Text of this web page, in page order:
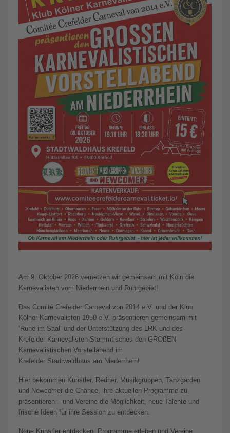
Am 9. Oktober 2026 vernetzen wir gemeinsam mit Köln die
Karnevalisten vom Niederrhein und Ruhrgebiet!
Das Comité Crefelder Carneval von 2014 e.V. und der Klub
Kölner Karnevalisten 1950 e.V. präsentieren gemeinsam mit
‘Ruhe im Saal’ und der Unterstützung des LRK und des
Krefelder Karnevalisten-Stammtisches den GROßEN
Karnevalistischen Vorstellabend im
Krefelder Stadtwaldhaus am Niederrhein!
Hier bekommen Künstler, Redner, Musikgruppen, Tanzgarden
und Newcomer die Chance, ihre aktuellen Programme zu
präsentieren – und Vereine die Möglichkeit, neue Talente und
frische Ideen für ihre Session zu entdecken.
Neue Künstler entdecken, Programme erleben und Vereine